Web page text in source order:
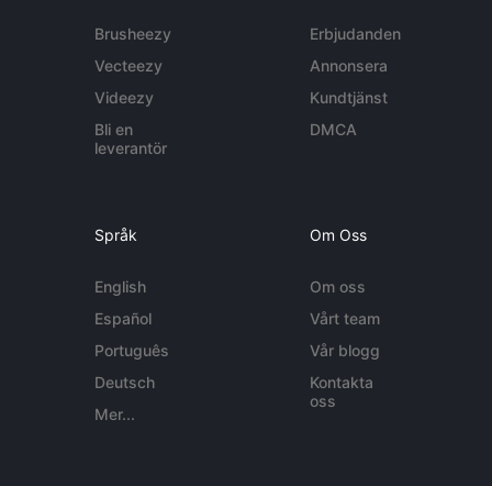
Brusheezy
Vecteezy
Videezy
Bli en
leverantör
Erbjudanden
Annonsera
Kundtjänst
DMCA
Språk
English
Español
Português
Deutsch
Mer...
Om Oss
Om oss
Vårt team
Vår blogg
Kontakta
oss